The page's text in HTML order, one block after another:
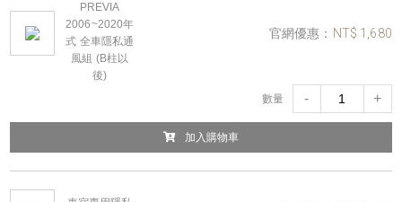
PREVIA
2006~2020年
式 全車隱私通
風組 (B柱以
後)
官網優惠： NT$ 1,680
數量 - +
加入購物車